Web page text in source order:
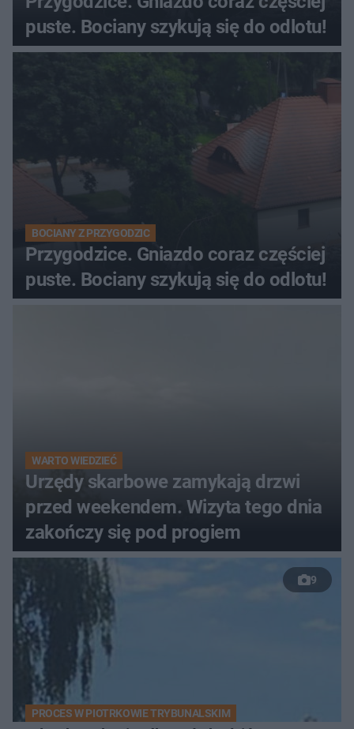
puste. Bociany szykują się do odlotu!
BOCIANY Z PRZYGODZIC
Przygodzice. Gniazdo coraz częściej
puste. Bociany szykują się do odlotu!
WARTO WIEDZIEĆ
Urzędy skarbowe zamykają drzwi
przed weekendem. Wizyta tego dnia
zakończy się pod progiem
9
PROCES W PIOTRKOWIE TRYBUNALSKIM